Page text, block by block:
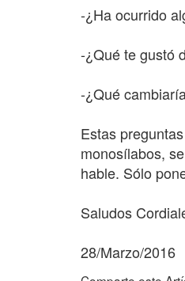
-¿Ha ocurrido
-¿Qué te gustó
-¿Qué
Estas
monosílabos,
hable. Sólo
Saludos
28/Marzo/2016